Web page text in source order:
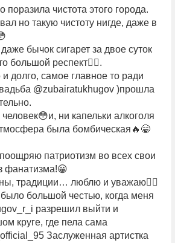
чистота этого города.
но такую чистоту нигде, даже в
бычок сигарет за двое суток
большой респект✊🏿.
и долго, самое главное то ради
@zubairatukhugov )прошла
ни капельки алкоголя
была бомбическая🔥😁
патриотизм во всех свои
фанатизма!😀
традиции… люблю и уважаю✊🏿
большой честью, когда меня
разрешил выйти и
круге, где пела сама
Заслуженная артистка